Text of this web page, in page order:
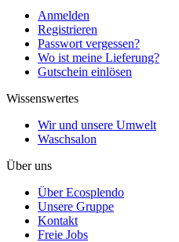
Anmelden
Registrieren
Passwort vergessen?
Wo ist meine Lieferung?
Gutschein einlösen
Wissenswertes
Wir und unsere Umwelt
Waschsalon
Über uns
Über Ecosplendo
Unsere Gruppe
Kontakt
Freie Jobs